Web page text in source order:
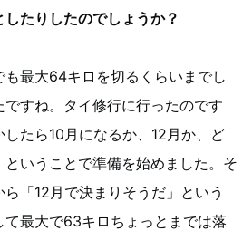
たりしたのでしょうか？
も最大64キロを切るくらいまでし
すね。タイ修行に行ったのです
たら10月になるか、12月か、ど
いうことで準備を始めました。そ
「12月で決まりそうだ」という
最大で63キロちょっとまでは落